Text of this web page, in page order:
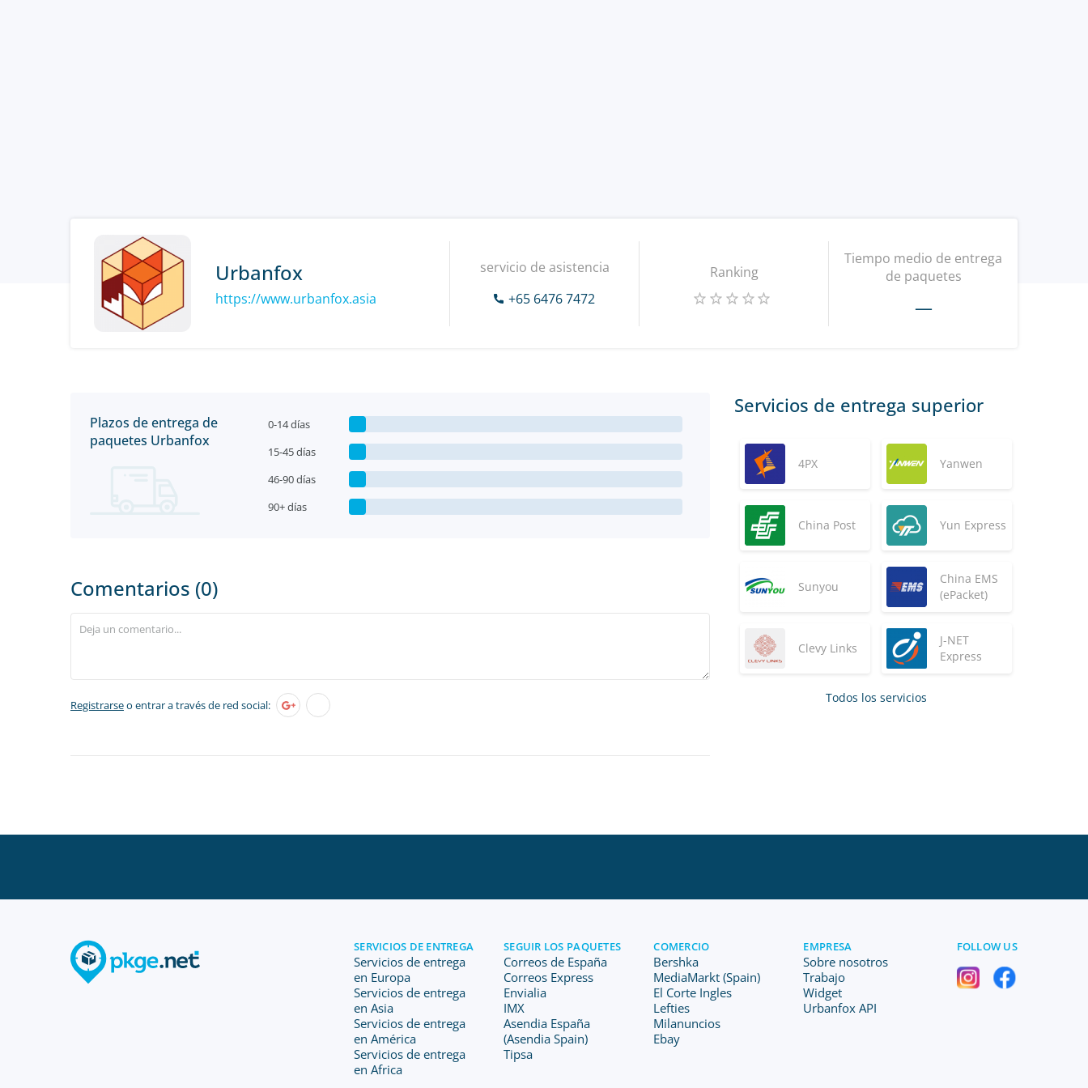
Urbanfox
https://www.urbanfox.asia
servicio de asistencia
+65 6476 7472
Ranking
Tiempo medio de entrega
de paquetes
—
Plazos de entrega de
paquetes Urbanfox
0-14 días
15-45 días
46-90 días
90+ días
Comentarios (0)
Registrarseo entrar a través de red social:
Servicios de entrega superior
4PX Yanwen
China Post Yun Express
Sunyou
China EMS
(ePacket)
Clevy Links
J-NET
Express
Todos los servicios
SERVICIOS DE ENTREGA
Servicios de entrega
en Europa
Servicios de entrega
en Asia
Servicios de entrega
en América
Servicios de entrega
en Africa
SEGUIR LOS PAQUETES
Correos de España
Correos Express
Envialia
IMX
Asendia España
(Asendia Spain)
Tipsa
COMERCIO
Bershka
MediaMarkt (Spain)
El Corte Ingles
Lefties
Milanuncios
Ebay
EMPRESA
Sobre nosotros
Trabajo
Widget
Urbanfox API
FOLLOW US